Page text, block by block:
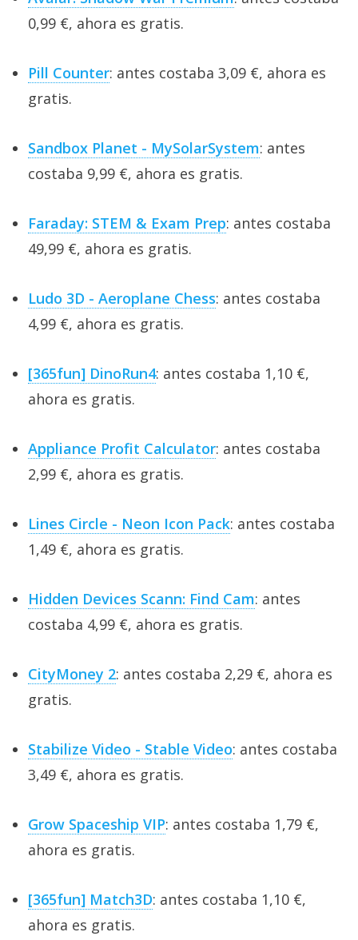
0,99 €, ahora es gratis.
Pill Counter: antes costaba 3,09 €, ahora es
gratis.
Sandbox Planet - MySolarSystem: antes
costaba 9,99 €, ahora es gratis.
Faraday: STEM & Exam Prep: antes costaba
49,99 €, ahora es gratis.
Ludo 3D - Aeroplane Chess: antes costaba
4,99 €, ahora es gratis.
[365fun] DinoRun4: antes costaba 1,10 €,
ahora es gratis.
Appliance Profit Calculator: antes costaba
2,99 €, ahora es gratis.
Lines Circle - Neon Icon Pack: antes costaba
1,49 €, ahora es gratis.
Hidden Devices Scann: Find Cam: antes
costaba 4,99 €, ahora es gratis.
CityMoney 2: antes costaba 2,29 €, ahora es
gratis.
Stabilize Video - Stable Video: antes costaba
3,49 €, ahora es gratis.
Grow Spaceship VIP: antes costaba 1,79 €,
ahora es gratis.
[365fun] Match3D: antes costaba 1,10 €,
ahora es gratis.